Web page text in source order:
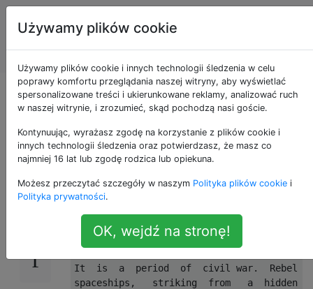
Programowanie
puzzli i Code
Golf
Niech czwarty będzie
z tobą!
24 Na cześćDnia Gwiezdnych wojennapisz
program, który wyświetli następujący tekst,
przewijając jak
indeksowanie Gwiezdnych
wojen:
It  is  a  period  of  civil war.  Rebel
spaceships,   striking  from   a  hidden
Używamy plików cookie
Używamy plików cookie i innych technologii śledzenia w celu
poprawy komfortu przeglądania naszej witryny, aby wyświetlać
spersonalizowane treści i ukierunkowane reklamy, analizować ruch
w naszej witrynie, i zrozumieć, skąd pochodzą nasi goście.
Kontynuując, wyrażasz zgodę na korzystanie z plików cookie i
innych technologii śledzenia oraz potwierdzasz, że masz co
najmniej 16 lat lub zgodę rodzica lub opiekuna.
Możesz przeczytać szczegóły w naszym Polityka plików cookie i
Polityka prywatności.
OK, wejdź na stronę!